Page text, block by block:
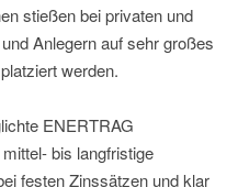
stießen bei privaten und
Anlegern auf sehr großes
werden.
ENERTRAG
bis langfristige
festen Zinssätzen und klar